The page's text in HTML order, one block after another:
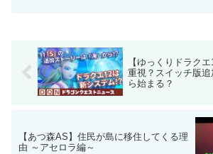
【ゆっくりドラク
重視？スイッチ版
ら始まる？
【あつ森AS】住民が島に移住してくる理
由 ～アセロラ編～